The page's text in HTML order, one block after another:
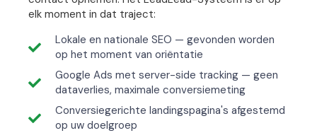
elk moment in dat traject:
Lokale en nationale SEO — gevonden worden
op het moment van oriëntatie
Google Ads met server-side tracking — geen
dataverlies, maximale conversiemeting
Conversiegerichte landingspagina's afgestemd
op uw doelgroep